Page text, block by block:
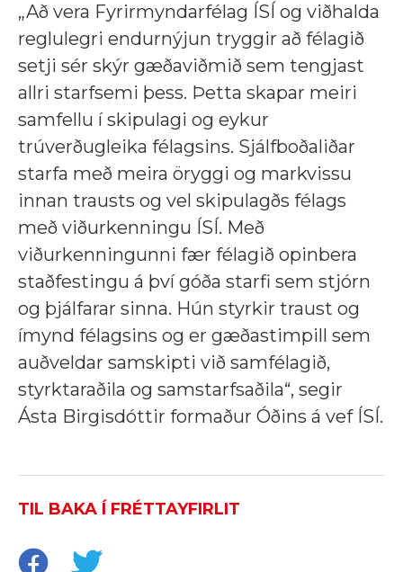
„Að vera Fyrirmyndarfélag ÍSÍ og viðhalda
reglulegri endurnýjun tryggir að félagið
setji sér skýr gæðaviðmið sem tengjast
allri starfsemi þess. Þetta skapar meiri
samfellu í skipulagi og eykur
trúverðugleika félagsins. Sjálfboðaliðar
starfa með meira öryggi og markvissu
innan trausts og vel skipulagðs félags
með viðurkenningu ÍSÍ. Með
viðurkenningunni fær félagið opinbera
staðfestingu á því góða starfi sem stjórn
og þjálfarar sinna. Hún styrkir traust og
ímynd félagsins og er gæðastimpill sem
auðveldar samskipti við samfélagið,
styrktaraðila og samstarfsaðila“, segir
Ásta Birgisdóttir formaður Óðins á vef ÍSÍ.
TIL BAKA Í FRÉTTAYFIRLIT